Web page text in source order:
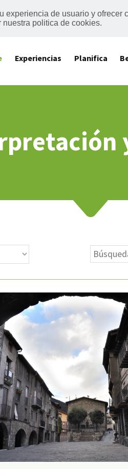
experiencia de usuario y
politica de cookies.
Experiencias Planifica